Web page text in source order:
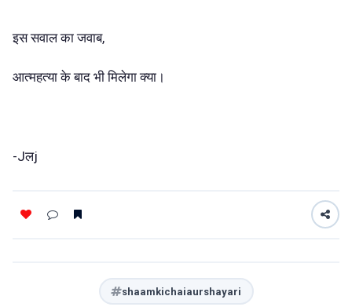
इस सवाल का जवाब,
आत्महत्या के बाद भी मिलेगा क्या।
-Jलj
shaamkichaiaurshayari